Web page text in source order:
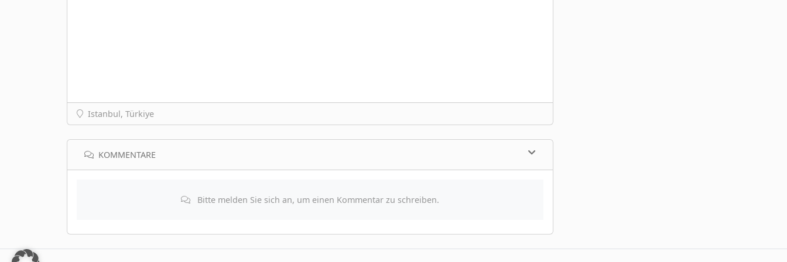
Istanbul, Türkiye
KOMMENTARE
Bitte melden Sie sich an, um einen Kommentar zu schreiben.